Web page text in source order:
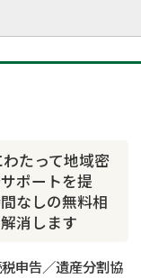
相続登記
相続税申告
たって地域密
ポートを提
なしの無料相
消します
申告／遺産分割協